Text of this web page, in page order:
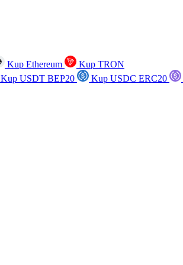
Kup Ethereum
Kup TRON
Kup USDT BEP20 Kup USDC ERC20